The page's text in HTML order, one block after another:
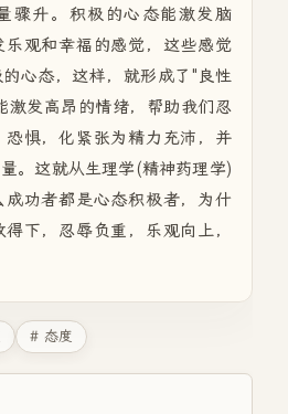
骤升。积极的心态能激发脑
乐观和幸福的感觉，这些感觉
心态，这样，就形成了"良性
激发高昂的情绪，帮助我们忍
恐惧，化紧张为精力充沛，并
。这就从生理学(精神药理学)
成功者都是心态积极者，为什
下，忍辱负重，乐观向上，
# 态度